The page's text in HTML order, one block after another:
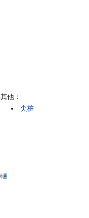
其他：
尖桩